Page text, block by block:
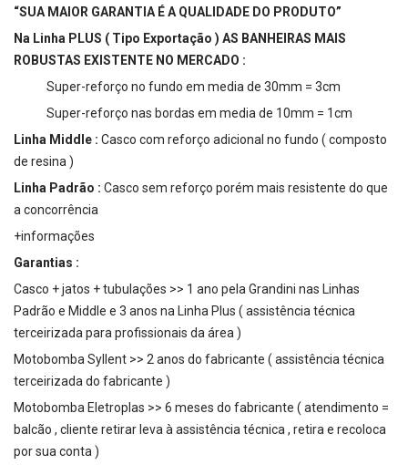
“SUA MAIOR GARANTIA É A QUALIDADE DO PRODUTO”
Na Linha PLUS ( Tipo Exportação ) AS BANHEIRAS MAIS
ROBUSTAS EXISTENTE NO MERCADO :
Super-reforço no fundo em media de 30mm = 3cm
Super-reforço nas bordas em media de 10mm = 1cm
Linha Middle : Casco com reforço adicional no fundo ( composto
de resina )
Linha Padrão : Casco sem reforço porém mais resistente do que
a concorrência
+informações
Garantias :
Casco + jatos + tubulações >> 1 ano pela Grandini nas Linhas
Padrão e Middle e 3 anos na Linha Plus ( assistência técnica
terceirizada para profissionais da área )
Motobomba Syllent >> 2 anos do fabricante ( assistência técnica
terceirizada do fabricante )
Motobomba Eletroplas >> 6 meses do fabricante ( atendimento =
balcão , cliente retirar leva à assistência técnica , retira e recoloca
por sua conta )